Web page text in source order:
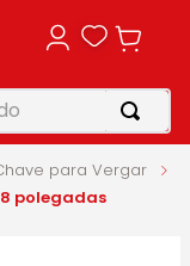
para Vergar
polegadas